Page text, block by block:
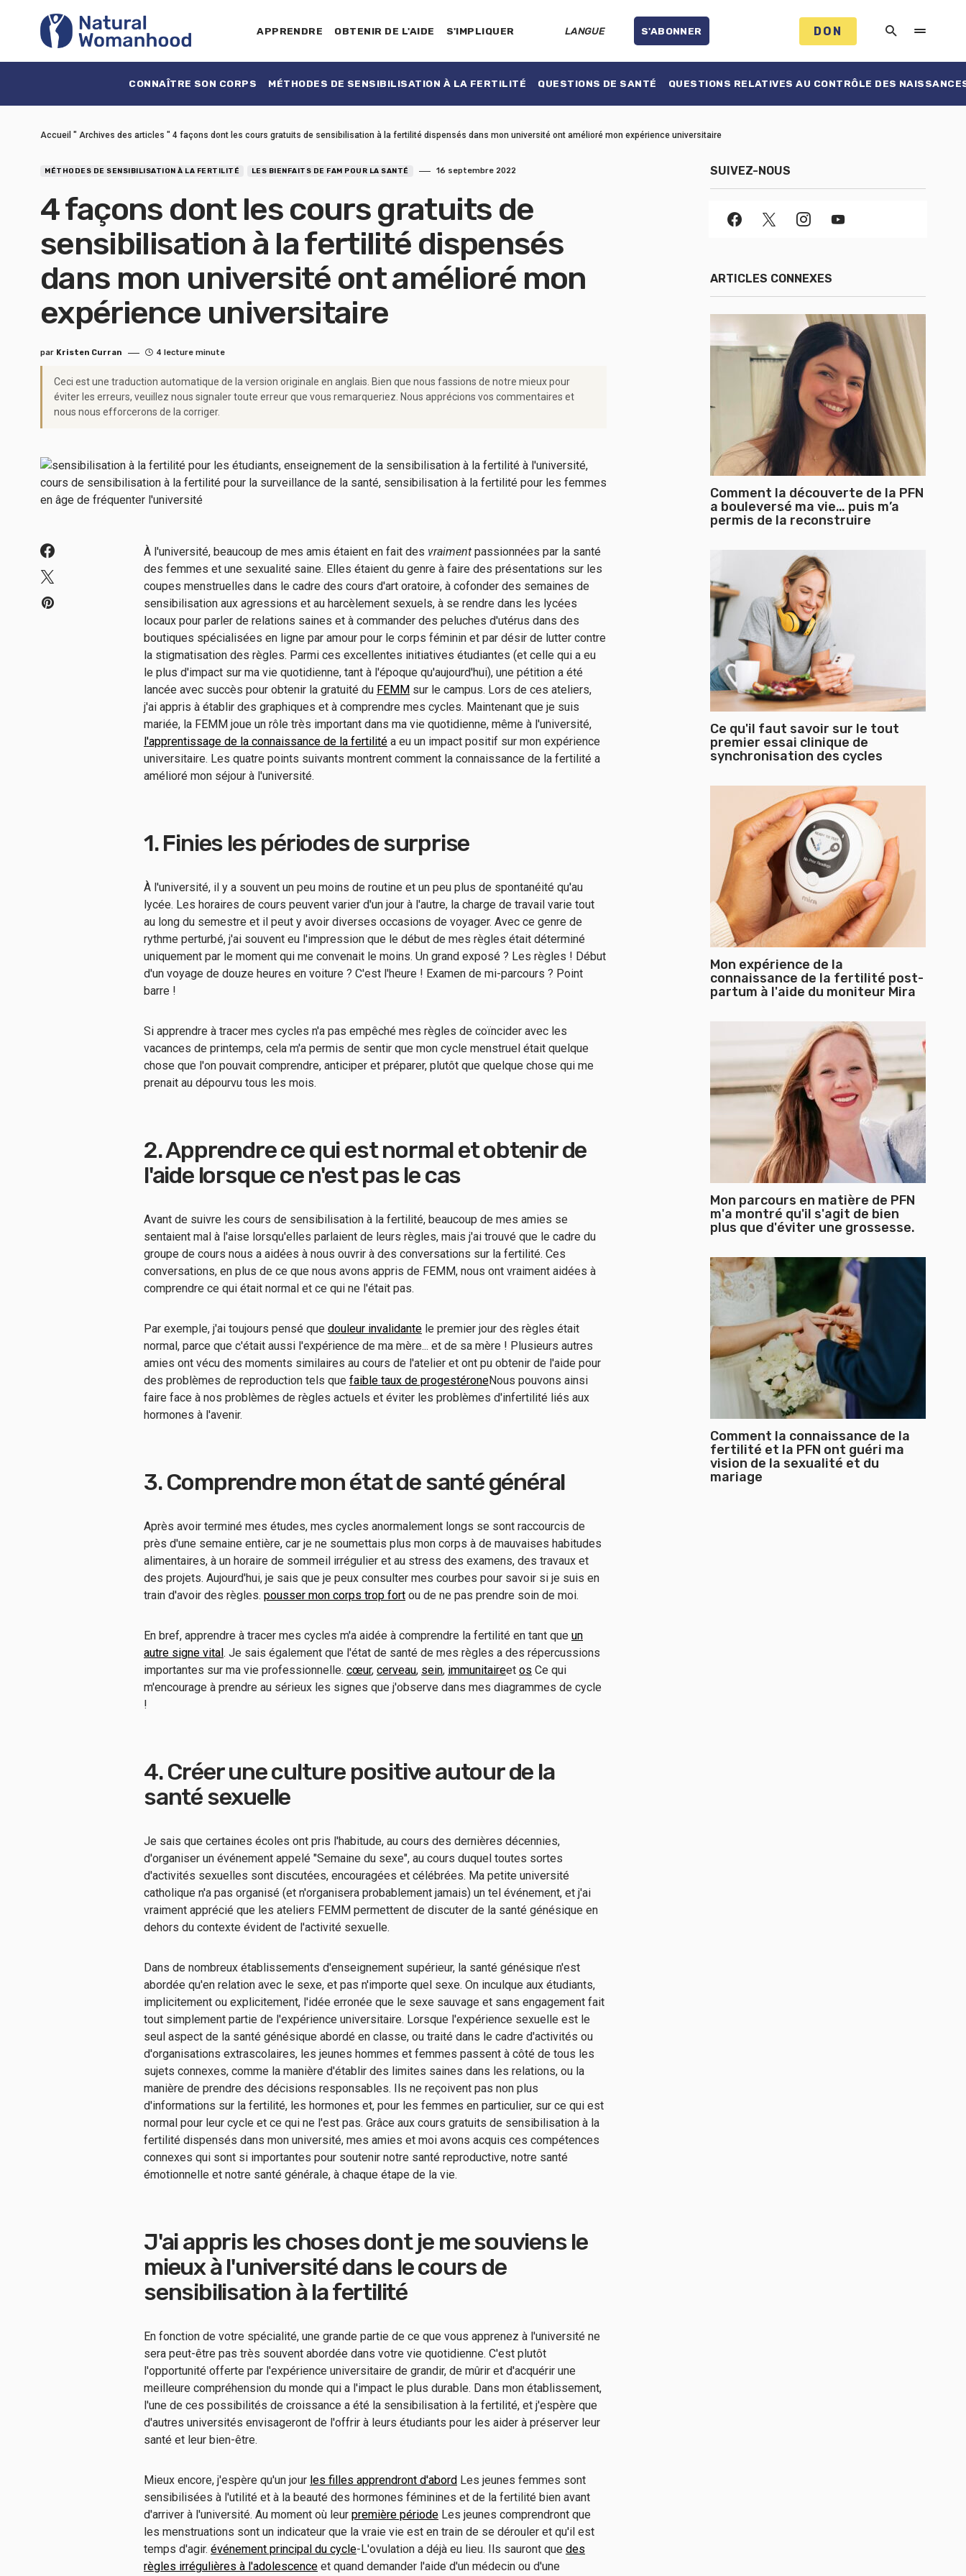
APPRENDRE OBTENIR DE L'AIDE S'IMPLIQUER LANGUE S'ABONNER DON
CONNAÎTRE SON CORPS MÉTHODES DE SENSIBILISATION À LA FERTILITÉ QUESTIONS DE SANTÉ QUESTIONS RELATIVES AU CONTRÔLE DES
Accueil " Archives des articles " 4 façons dont les cours gratuits de sensibilisation à la fertilité dispensés dans mon université ont amélioré mon expérience universitaire
MÉTHODES DE SENSIBILISATION À LA FERTILITÉ LES BIENFAITS DE FAM POUR LA SANTÉ 16 septembre 2022
4 façons dont les cours gratuits de
sensibilisation à la fertilité dispensés
dans mon université ont amélioré mon
expérience universitaire
par Kristen Curran 4 lecture minute
Ceci est une traduction automatique de la version originale en anglais. Bien que nous fassions de notre mieux pour
éviter les erreurs, veuillez nous signaler toute erreur que vous remarqueriez. Nous apprécions vos commentaires et
nous nous efforcerons de la corriger.
À l'université, beaucoup de mes amis étaient en fait des vraiment passionnées par la santé
des femmes et une sexualité saine. Elles étaient du genre à faire des présentations sur les
coupes menstruelles dans le cadre des cours d'art oratoire, à cofonder des semaines de
sensibilisation aux agressions et au harcèlement sexuels, à se rendre dans les lycées
locaux pour parler de relations saines et à commander des peluches d'utérus dans des
boutiques spécialisées en ligne par amour pour le corps féminin et par désir de lutter contre
la stigmatisation des règles. Parmi ces excellentes initiatives étudiantes (et celle qui a eu
le plus d'impact sur ma vie quotidienne, tant à l'époque qu'aujourd'hui), une pétition a été
lancée avec succès pour obtenir la gratuité du FEMM sur le campus. Lors de ces ateliers,
j'ai appris à établir des graphiques et à comprendre mes cycles. Maintenant que je suis
mariée, la FEMM joue un rôle très important dans ma vie quotidienne, même à l'université,
l'apprentissage de la connaissance de la fertilité a eu un impact positif sur mon expérience
universitaire. Les quatre points suivants montrent comment la connaissance de la fertilité a
amélioré mon séjour à l'université.
1. Finies les périodes de surprise
À l'université, il y a souvent un peu moins de routine et un peu plus de spontanéité qu'au
lycée. Les horaires de cours peuvent varier d'un jour à l'autre, la charge de travail varie tout
au long du semestre et il peut y avoir diverses occasions de voyager. Avec ce genre de
rythme perturbé, j'ai souvent eu l'impression que le début de mes règles était déterminé
uniquement par le moment qui me convenait le moins. Un grand exposé ? Les règles ! Début
d'un voyage de douze heures en voiture ? C'est l'heure ! Examen de mi-parcours ? Point
barre !
Si apprendre à tracer mes cycles n'a pas empêché mes règles de coïncider avec les
vacances de printemps, cela m'a permis de sentir que mon cycle menstruel était quelque
chose que l'on pouvait comprendre, anticiper et préparer, plutôt que quelque chose qui me
prenait au dépourvu tous les mois.
2. Apprendre ce qui est normal et obtenir de
l'aide lorsque ce n'est pas le cas
Avant de suivre les cours de sensibilisation à la fertilité, beaucoup de mes amies se
sentaient mal à l'aise lorsqu'elles parlaient de leurs règles, mais j'ai trouvé que le cadre du
groupe de cours nous a aidées à nous ouvrir à des conversations sur la fertilité. Ces
conversations, en plus de ce que nous avons appris de FEMM, nous ont vraiment aidées à
comprendre ce qui était normal et ce qui ne l'était pas.
Par exemple, j'ai toujours pensé que douleur invalidante le premier jour des règles était
normal, parce que c'était aussi l'expérience de ma mère... et de sa mère ! Plusieurs autres
amies ont vécu des moments similaires au cours de l'atelier et ont pu obtenir de l'aide pour
des problèmes de reproduction tels que faible taux de progestéroneNous pouvons ainsi
faire face à nos problèmes de règles actuels et éviter les problèmes d'infertilité liés aux
hormones à l'avenir.
3. Comprendre mon état de santé général
Après avoir terminé mes études, mes cycles anormalement longs se sont raccourcis de
près d'une semaine entière, car je ne soumettais plus mon corps à de mauvaises habitudes
alimentaires, à un horaire de sommeil irrégulier et au stress des examens, des travaux et
des projets. Aujourd'hui, je sais que je peux consulter mes courbes pour savoir si je suis en
train d'avoir des règles. pousser mon corps trop fort ou de ne pas prendre soin de moi.
En bref, apprendre à tracer mes cycles m'a aidée à comprendre la fertilité en tant que un
autre signe vital. Je sais également que l'état de santé de mes règles a des répercussions
importantes sur ma vie professionnelle. cœur, cerveau, sein, immunitaireet os Ce qui
m'encourage à prendre au sérieux les signes que j'observe dans mes diagrammes de cycle
!
4. Créer une culture positive autour de la
santé sexuelle
Je sais que certaines écoles ont pris l'habitude, au cours des dernières décennies,
d'organiser un événement appelé "Semaine du sexe", au cours duquel toutes sortes
d'activités sexuelles sont discutées, encouragées et célébrées. Ma petite université
catholique n'a pas organisé (et n'organisera probablement jamais) un tel événement, et j'ai
vraiment apprécié que les ateliers FEMM permettent de discuter de la santé génésique en
dehors du contexte évident de l'activité sexuelle.
Dans de nombreux établissements d'enseignement supérieur, la santé génésique n'est
abordée qu'en relation avec le sexe, et pas n'importe quel sexe. On inculque aux étudiants,
implicitement ou explicitement, l'idée erronée que le sexe sauvage et sans engagement fait
tout simplement partie de l'expérience universitaire. Lorsque l'expérience sexuelle est le
seul aspect de la santé génésique abordé en classe, ou traité dans le cadre d'activités ou
d'organisations extrascolaires, les jeunes hommes et femmes passent à côté de tous les
sujets connexes, comme la manière d'établir des limites saines dans les relations, ou la
manière de prendre des décisions responsables. Ils ne reçoivent pas non plus
d'informations sur la fertilité, les hormones et, pour les femmes en particulier, sur ce qui est
normal pour leur cycle et ce qui ne l'est pas. Grâce aux cours gratuits de sensibilisation à la
fertilité dispensés dans mon université, mes amies et moi avons acquis ces compétences
connexes qui sont si importantes pour soutenir notre santé reproductive, notre santé
émotionnelle et notre santé générale, à chaque étape de la vie.
J'ai appris les choses dont je me souviens le
mieux à l'université dans le cours de
sensibilisation à la fertilité
En fonction de votre spécialité, une grande partie de ce que vous apprenez à l'université ne
sera peut-être pas très souvent abordée dans votre vie quotidienne. C'est plutôt
l'opportunité offerte par l'expérience universitaire de grandir, de mûrir et d'acquérir une
meilleure compréhension du monde qui a l'impact le plus durable. Dans mon établissement,
l'une de ces possibilités de croissance a été la sensibilisation à la fertilité, et j'espère que
d'autres universités envisageront de l'offrir à leurs étudiants pour les aider à préserver leur
santé et leur bien-être.
Mieux encore, j'espère qu'un jour les filles apprendront d'abord Les jeunes femmes sont
sensibilisées à l'utilité et à la beauté des hormones féminines et de la fertilité bien avant
d'arriver à l'université. Au moment où leur première période Les jeunes comprendront que
les menstruations sont un indicateur que la vraie vie est en train de se dérouler et qu'il est
temps d'agir. événement principal du cycle-L'ovulation a déjà eu lieu. Ils sauront que des
règles irrégulières à l'adolescence et quand demander l'aide d'un médecin ou d'une
SUIVEZ-NOUS
ARTICLES CONNEXES
Comment la découverte de la PFN
a bouleversé ma vie… puis m’a
permis de la reconstruire
Ce qu'il faut savoir sur le tout
premier essai clinique de
synchronisation des cycles
Mon expérience de la
connaissance de la fertilité post-
partum à l'aide du moniteur Mira
Mon parcours en matière de PFN
m'a montré qu'il s'agit de bien
plus que d'éviter une grossesse.
Comment la connaissance de la
fertilité et la PFN ont guéri ma
vision de la sexualité et du
mariage